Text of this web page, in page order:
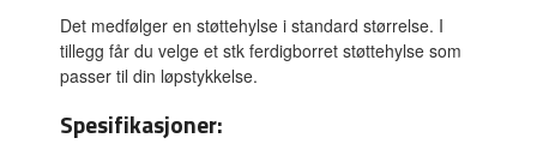
Det medfølger en støttehylse i standard størrelse. I
tillegg får du velge et stk ferdigborret støttehylse som
passer til din løpstykkelse.
Spesifikasjoner: